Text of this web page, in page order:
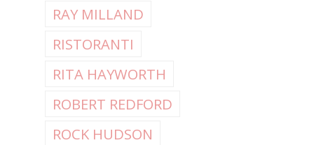
RAY MILLAND
RISTORANTI
RITA HAYWORTH
ROBERT REDFORD
ROCK HUDSON